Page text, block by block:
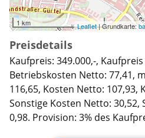
1 km Leaflet| Grundkarte:
Preisdetails
Kaufpreis: 349.000,-,
Betriebskosten Netto: 77,41,
116,65, Kosten Netto: 107,93,
Sonstige Kosten Netto: 30,52,
0,98. Provision: 3% des